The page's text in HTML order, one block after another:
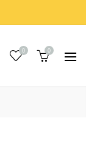
0 0